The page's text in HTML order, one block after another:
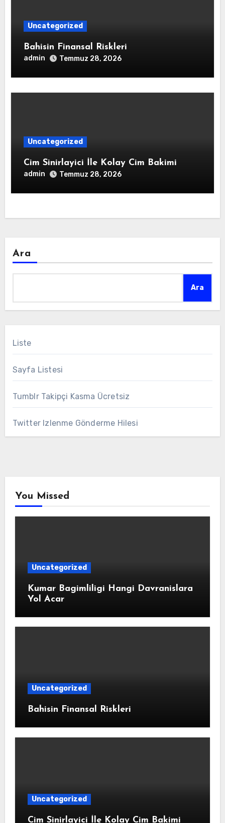
Uncategorized
Bahisin Finansal Riskleri
admin Temmuz 28, 2026
Uncategorized
Cim Sinirlayici İle Kolay Cim Bakimi
admin Temmuz 28, 2026
Ara
Ara
Liste
Sayfa Listesi
Tumblr Takipçi Kasma Ücretsiz
Twitter Izlenme Gönderme Hilesi
You Missed
Uncategorized
Kumar Bagimliligi Hangi Davranislara
Yol Acar
Uncategorized
Bahisin Finansal Riskleri
Uncategorized
Cim Sinirlayici İle Kolay Cim Bakimi